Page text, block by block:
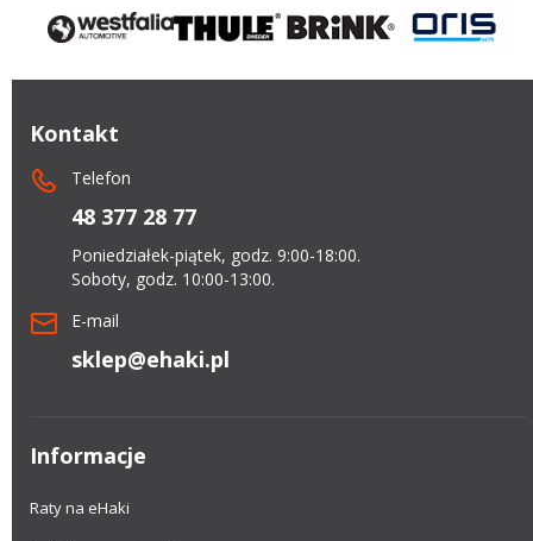
Kontakt
Telefon
48 377 28 77
Poniedziałek-piątek, godz. 9:00-18:00.
Soboty, godz. 10:00-13:00.
E-mail
sklep@ehaki.pl
Informacje
Raty na eHaki